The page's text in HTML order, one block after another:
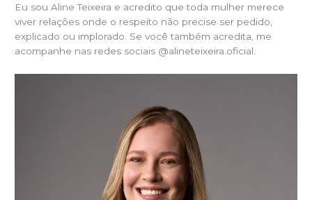
Eu sou Aline Teixeira e acredito que toda mulher merece
viver relações onde o respeito não precise ser pedido,
explicado ou implorado. Se você também acredita, me
acompanhe nas redes sociais @alineteixeira.oficial.